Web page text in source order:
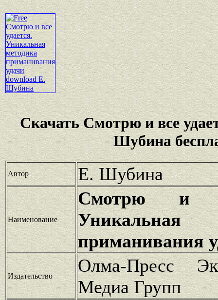
Скачать Смотрю и все
Шубина
Автор Е. Шубина
Наименование
Смотрю и
приманивания
Издательство
Олма-Пресс
Медиа Групп